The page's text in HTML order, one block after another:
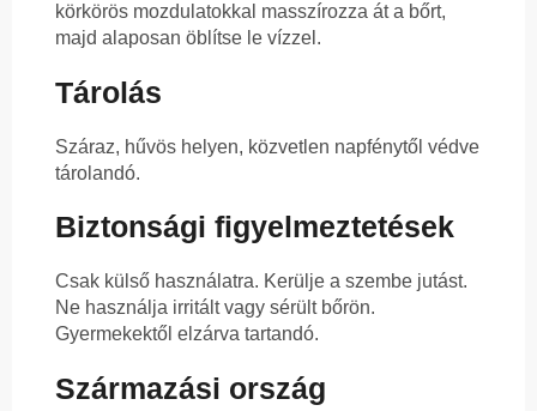
körkörös mozdulatokkal masszírozza át a bőrt,
majd alaposan öblítse le vízzel.
Tárolás
Száraz, hűvös helyen, közvetlen napfénytől védve
tárolandó.
Biztonsági figyelmeztetések
Csak külső használatra. Kerülje a szembe jutást.
Ne használja irritált vagy sérült bőrön.
Gyermekektől elzárva tartandó.
Származási ország